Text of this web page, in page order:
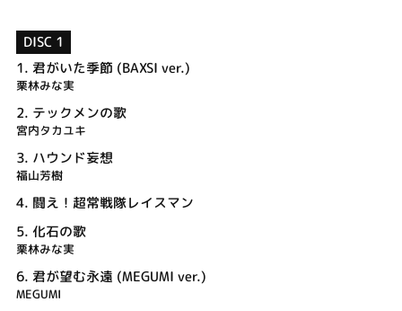
DISC 1
1. 君がいた季節 (BAXSI ver.)
栗林みな実
2. テックメンの歌
宮内タカユキ
3. ハウンド妄想
福山芳樹
4. 闘え！超常戦隊レイスマン
5. 化石の歌
栗林みな実
6. 君が望む永遠 (MEGUMI ver.)
MEGUMI